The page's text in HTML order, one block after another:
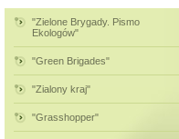
"Zielone Brygady. Pismo
Ekologów"
"Green Brigades"
"Zialony kraj"
"Grasshopper"